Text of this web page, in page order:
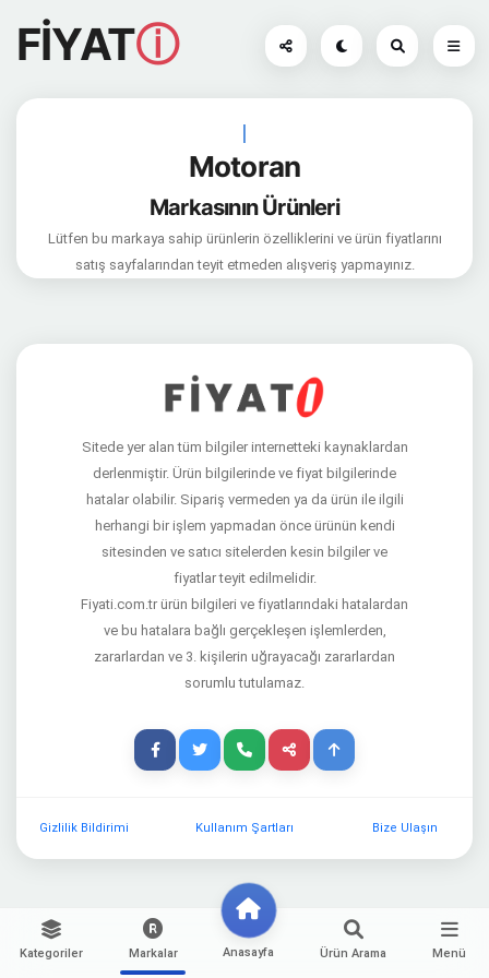
Kategoriler Markalar Anasayfa Ürün Arama Menü
FİYATⓘ
|
Motoran
Markasının Ürünleri
Lütfen bu markaya sahip ürünlerin özelliklerini ve ürün fiyatlarını
satış sayfalarından teyit etmeden alışveriş yapmayınız.
Sitede yer alan tüm bilgiler internetteki kaynaklardan
derlenmiştir. Ürün bilgilerinde ve fiyat bilgilerinde
hatalar olabilir. Sipariş vermeden ya da ürün ile ilgili
herhangi bir işlem yapmadan önce ürünün kendi
sitesinden ve satıcı sitelerden kesin bilgiler ve
fiyatlar teyit edilmelidir.
Fiyati.com.tr ürün bilgileri ve fiyatlarındaki hatalardan
ve bu hatalara bağlı gerçekleşen işlemlerden,
zararlardan ve 3. kişilerin uğrayacağı zararlardan
sorumlu tutulamaz.
Gizlilik Bildirimi Kullanım Şartları Bize Ulaşın